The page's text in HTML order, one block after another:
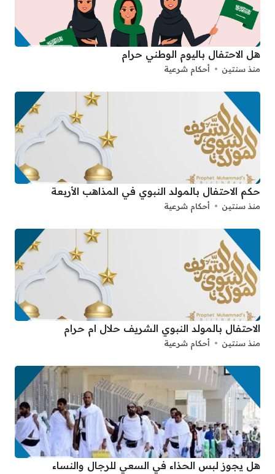
هل الاحتفال باليوم الوطني حرام
منذ سنتين أحكام شرعية
حكم الاحتفال بالمولد النبوي في المذاهب الأربعة
منذ سنتين أحكام شرعية
الاحتفال بالمولد النبوي الشريف حلال ام حرام
منذ سنتين أحكام شرعية
هل يجوز لبس الحذاء في السعي للرجال والنساء